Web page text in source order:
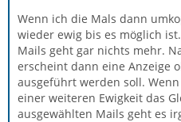
Wenn ich die Mals dann
wieder ewig bis es möglich
Mails geht gar nichts mehr.
erscheint dann eine Anzeige
ausgeführt werden soll.
einer weiteren Ewigkeit das
ausgewählten Mails geht es